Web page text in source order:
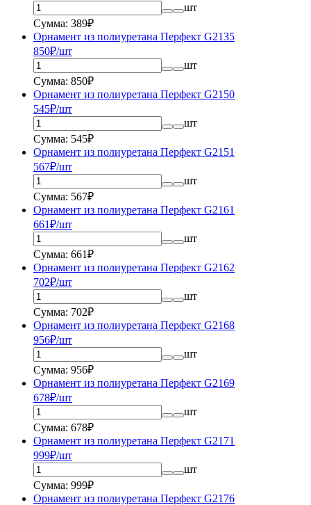
шт
Сумма: 389₽
Орнамент из полиуретана Перфект G2135
850₽/шт
шт
Сумма: 850₽
Орнамент из полиуретана Перфект G2150
545₽/шт
шт
Сумма: 545₽
Орнамент из полиуретана Перфект G2151
567₽/шт
шт
Сумма: 567₽
Орнамент из полиуретана Перфект G2161
661₽/шт
шт
Сумма: 661₽
Орнамент из полиуретана Перфект G2162
702₽/шт
шт
Сумма: 702₽
Орнамент из полиуретана Перфект G2168
956₽/шт
шт
Сумма: 956₽
Орнамент из полиуретана Перфект G2169
678₽/шт
шт
Сумма: 678₽
Орнамент из полиуретана Перфект G2171
999₽/шт
шт
Сумма: 999₽
Орнамент из полиуретана Перфект G2176